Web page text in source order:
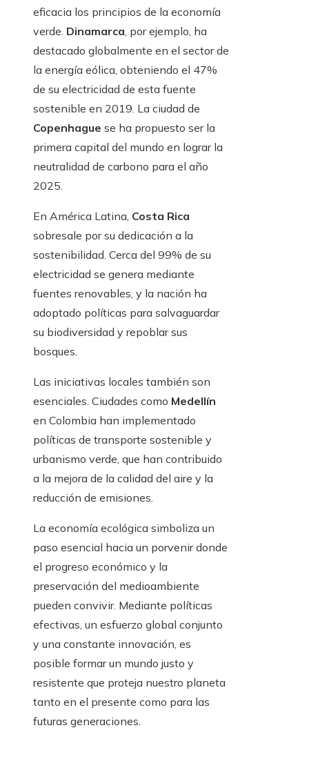
eficacia los principios de la economía
verde. Dinamarca, por ejemplo, ha
destacado globalmente en el sector de
la energía eólica, obteniendo el 47%
de su electricidad de esta fuente
sostenible en 2019. La ciudad de
Copenhague se ha propuesto ser la
primera capital del mundo en lograr la
neutralidad de carbono para el año
2025.
En América Latina, Costa Rica
sobresale por su dedicación a la
sostenibilidad. Cerca del 99% de su
electricidad se genera mediante
fuentes renovables, y la nación ha
adoptado políticas para salvaguardar
su biodiversidad y repoblar sus
bosques.
Las iniciativas locales también son
esenciales. Ciudades como Medellín
en Colombia han implementado
políticas de transporte sostenible y
urbanismo verde, que han contribuido
a la mejora de la calidad del aire y la
reducción de emisiones.
La economía ecológica simboliza un
paso esencial hacia un porvenir donde
el progreso económico y la
preservación del medioambiente
pueden convivir. Mediante políticas
efectivas, un esfuerzo global conjunto
y una constante innovación, es
posible formar un mundo justo y
resistente que proteja nuestro planeta
tanto en el presente como para las
futuras generaciones.